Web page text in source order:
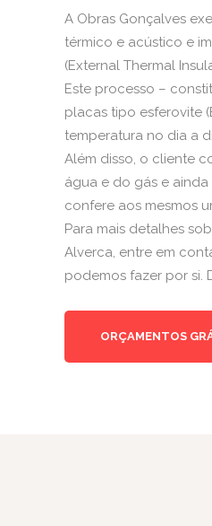
A Obras Gonçalves
térmico e acústico e
(External Thermal
Este processo –
placas tipo esferovite
temperatura no dia a
Além disso, o cliente
água e do gás e
confere aos mesmos
Para mais detalhes
Alverca, entre em
podemos fazer por si.
ORÇAMENTOS